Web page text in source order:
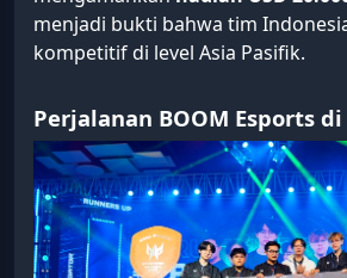
menjadi bukti bahwa tim
kompetitif di level Asia Pasifik.
Perjalanan BOOM Esports